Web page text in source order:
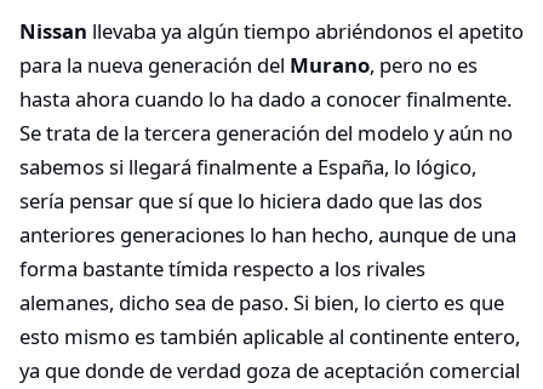
Nissan llevaba ya algún tiempo abriéndonos el apetito
para la nueva generación del Murano, pero no es
hasta ahora cuando lo ha dado a conocer finalmente.
Se trata de la tercera generación del modelo y aún no
sabemos si llegará finalmente a España, lo lógico,
sería pensar que sí que lo hiciera dado que las dos
anteriores generaciones lo han hecho, aunque de una
forma bastante tímida respecto a los rivales
alemanes, dicho sea de paso. Si bien, lo cierto es que
esto mismo es también aplicable al continente entero,
ya que donde de verdad goza de aceptación comercial